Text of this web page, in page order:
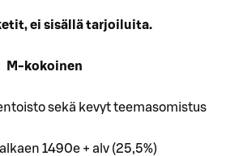
ei sisällä tarjoiluita.
M-kokoinen
sekä kevyt teemasomistus
1490e + alv (25,5%)